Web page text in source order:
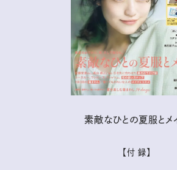
素敵なひとの夏服とメ
【付 録】